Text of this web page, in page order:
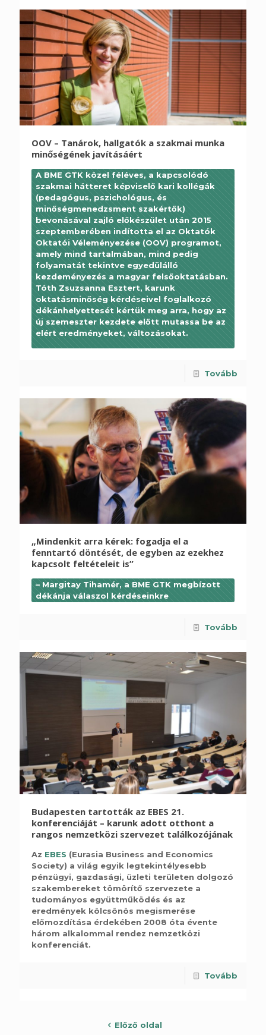
OOV – Tanárok, hallgatók a szakmai munka
minőségének javításáért
A BME GTK közel féléves, a kapcsolódó
szakmai hátteret képviselő kari kollégák
(pedagógus, pszichológus, és
minőségmenedzsment szakértők)
bevonásával zajló előkészület után 2015
szeptemberében indította el az Oktatók
Oktatói Véleményezése (OOV) programot,
amely mind tartalmában, mind pedig
folyamatát tekintve egyedülálló
kezdeményezés a magyar felsőoktatásban.
Tóth Zsuzsanna Esztert, karunk
oktatásminőség kérdéseivel foglalkozó
dékánhelyettesét kértük meg arra, hogy az
új szemeszter kezdete előtt mutassa be az
elért eredményeket, változásokat.
Tovább
„Mindenkit arra kérek: fogadja el a
fenntartó döntését, de egyben az ezekhez
kapcsolt feltételeit is”
– Margitay Tihamér, a BME GTK megbízott
dékánja válaszol kérdéseinkre
Tovább
Budapesten tartották az EBES 21.
konferenciáját – karunk adott otthont a
rangos nemzetközi szervezet találkozójának
Az EBES (Eurasia Business and Economics
Society) a világ egyik legtekintélyesebb
pénzügyi, gazdasági, üzleti területen dolgozó
szakembereket tömörítő szervezete a
tudományos együttműködés és az
eredmények kölcsönös megismerése
előmozdítása érdekében 2008 óta évente
három alkalommal rendez nemzetközi
konferenciát.
Tovább
Előző oldal